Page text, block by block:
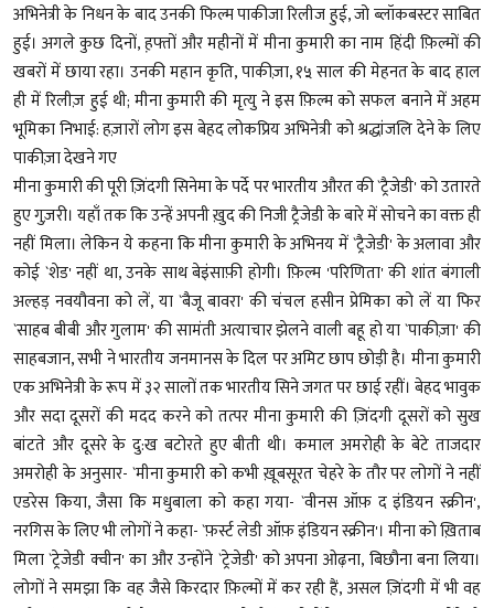
अभिनेत्री के निधन के बाद उनकी फिल्म पाकीजा रिलीज हुई, जो ब्लॉकबस्टर साबित
हुई। अगले कुछ दिनों, ह़फ्तों और महीनों में मीना कुमारी का नाम हिंदी फ़िल्मों की
खबरों में छाया रहा। उनकी महान कृति, पाकीज़ा, १५ साल की मेहनत के बाद हाल
ही में रिलीज़ हुई थी; मीना कुमारी की मृत्यु ने इस फ़िल्म को सफल बनाने में अहम
भूमिका निभाई: हज़ारों लोग इस बेहद लोकप्रिय अभिनेत्री को श्रद्धांजलि देने के लिए
पाकीज़ा देखने गए
मीना कुमारी की पूरी ज़िंदगी सिनेमा के पर्दे पर भारतीय औरत की `ट्रैजेडी' को उतारते
हुए गुज़री। यहाँ तक कि उन्हें अपनी ख़ुद की निजी ट्रैजेडी के बारे में सोचने का वक्त ही
नहीं मिला। लेकिन ये कहना कि मीना कुमारी के अभिनय में `ट्रैजेडी' के अलावा और
कोई `शेड' नहीं था, उनके साथ बेइंसाफ़ी होगी। फ़िल्म 'परिणिता' की शांत बंगाली
अल्हड़ नवयौवना को लें, या `बैजू बावरा' की चंचल हसीन प्रेमिका को लें या फिर
`साहब बीबी और गुलाम' की सामंती अत्याचार झेलने वाली बहू हो या `पाकीज़ा' की
साहबजान, सभी ने भारतीय जनमानस के दिल पर अमिट छाप छोड़ी है। मीना कुमारी
एक अभिनेत्री के रूप में ३२ सालों तक भारतीय सिने जगत पर छाई रहीं। बेहद भावुक
और सदा दूसरों की मदद करने को तत्पर मीना कुमारी की ज़िंदगी दूसरों को सुख
बांटते और दूसरे के दु:ख बटोरते हुए बीती थी। कमाल अमरोही के बेटे ताजदार
अमरोही के अनुसार- `मीना कुमारी को कभी ख़ूबसूरत चेहरे के तौर पर लोगों ने नहीं
एडरेस किया, जैसा कि मधुबाला को कहा गया- `वीनस ऑफ़ द इंडियन स्क्रीन',
नरगिस के लिए भी लोगों ने कहा- `फ़र्स्ट लेडी ऑफ़ इंडियन स्क्रीन'। मीना को ख़िताब
मिला `ट्रेजेडी क्वीन' का और उन्होंने `ट्रेजेडी' को अपना ओढ़ना, बिछौना बना लिया।
लोगों ने समझा कि वह जैसे किरदार फ़िल्मों में कर रही हैं, असल ज़िंदगी में भी वह